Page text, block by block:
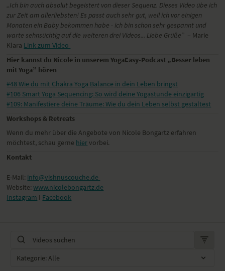
„Ich bin auch absolut begeistert von dieser Sequenz. Dieses Video übe ich
zur Zeit am allerliebsten! Es passt auch sehr gut, weil ich vor einigen
Monaten ein Baby bekommen habe - ich bin schon sehr gespannt und
warte sehnsüchtig auf die weiteren drei Videos... Liebe Grüße” – Marie
Klara Link zum Video
Hier kannst du Nicole in unserem YogaEasy-Podcast „Besser leben
mit Yoga” hören
#48 Wie du mit Chakra Yoga Balance in dein Leben bringst
#106 Smart Yoga Sequencing: So wird deine Yogastunde einzigartig
#109: Manifestiere deine Träume: Wie du dein Leben selbst gestaltest
Workshops & Retreats
Wenn du mehr über die Angebote von Nicole Bongartz erfahren
möchtest, schau gerne hiervorbei.
Kontakt
E-Mail: info@vishnuscouche.de
Website:www.nicolebongartz.de
Instagram I Facebook